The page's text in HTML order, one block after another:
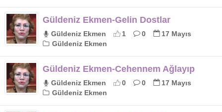
Güldeniz Ekmen-Gelin Dostlar
Güldeniz Ekmen 1 0
17 Mayıs
Güldeniz Ekmen
Güldeniz Ekmen-Cehennem Ağlayıp
Güldeniz Ekmen 0 0
17 Mayıs
Güldeniz Ekmen